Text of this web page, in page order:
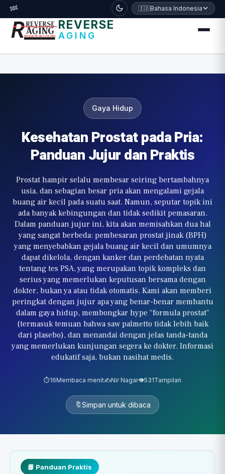
דלג לתוכן הראשי
🧬 🇮🇩Bahasa Indonesia
REVERSE
AGING
Gaya Hidup
Kesehatan Prostat pada Pria:
Panduan Jujur dan Praktis
Prostat hampir selalu membesar seiring bertambahnya
usia, dan sebagian besar pria akan mengalami gejala
buang air kecil pada suatu saat. Namun, seputar topik ini
ada banyak kebingungan dan tidak sedikit pemasaran.
Dalam panduan jujur ini, kita akan memisahkan dua hal
yang sangat berbeda: pembesaran prostat jinak (BPH)
yang menyebabkan gejala buang air kecil dan umumnya
dapat dikelola, dengan kanker dan perdebatan nyata
tentang tes PSA, yang merupakan topik kompleks dan
serius yang memerlukan keputusan bersama dengan
dokter, bukan ya atau tidak otomatis. Kami akan memberi
peringkat dengan jujur apa yang benar-benar membantu
dalam gaya hidup, membongkar hype "formula prostat"
(termasuk temuan bahwa saw palmetto tidak lebih baik
dari plasebo), dan menandai dengan jelas tanda-tanda
yang memerlukan kunjungan segera ke dokter. Informasi
edukatif saja, bukan nasihat medis.
⏱️16Membaca menit✍️Nir Nagar👁️531Tampilan
🔖Simpan untuk dibaca
📘 Panduan Praktis